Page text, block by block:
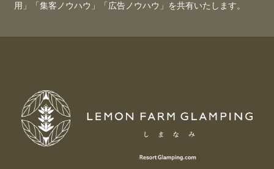
用」「集客ノウハウ」「広告ノウハウ」を共有いたします。